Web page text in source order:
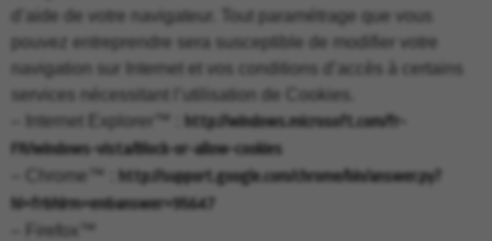
d’aide de votre navigateur. Tout paramétrage que vous
pouvez entreprendre sera susceptible de modifier votre
navigation sur Internet et vos conditions d’accès à certains
services nécessitant l’utilisation de Cookies.
– Internet Explorer™ :
http://windows.microsoft.com/fr-
FR/windows-vista/Block-or-allow-cookies
– Chrome™ :
http://support.google.com/chrome/bin/answer.py?
hl=fr&hlrm=en&answer=95647
– Firefox™